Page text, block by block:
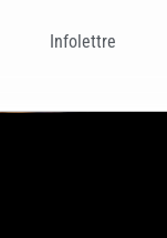
Infolettre